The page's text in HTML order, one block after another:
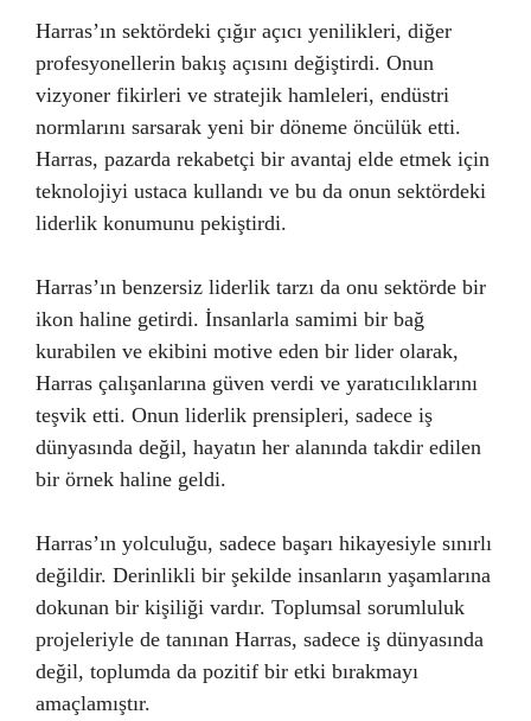
Harras’ın sektördeki çığır açıcı yenilikleri, diğer
profesyonellerin bakış açısını değiştirdi. Onun
vizyoner fikirleri ve stratejik hamleleri, endüstri
normlarını sarsarak yeni bir döneme öncülük etti.
Harras, pazarda rekabetçi bir avantaj elde etmek için
teknolojiyi ustaca kullandı ve bu da onun sektördeki
liderlik konumunu pekiştirdi.
Harras’ın benzersiz liderlik tarzı da onu sektörde bir
ikon haline getirdi. İnsanlarla samimi bir bağ
kurabilen ve ekibini motive eden bir lider olarak,
Harras çalışanlarına güven verdi ve yaratıcılıklarını
teşvik etti. Onun liderlik prensipleri, sadece iş
dünyasında değil, hayatın her alanında takdir edilen
bir örnek haline geldi.
Harras’ın yolculuğu, sadece başarı hikayesiyle sınırlı
değildir. Derinlikli bir şekilde insanların yaşamlarına
dokunan bir kişiliği vardır. Toplumsal sorumluluk
projeleriyle de tanınan Harras, sadece iş dünyasında
değil, toplumda da pozitif bir etki bırakmayı
amaçlamıştır.